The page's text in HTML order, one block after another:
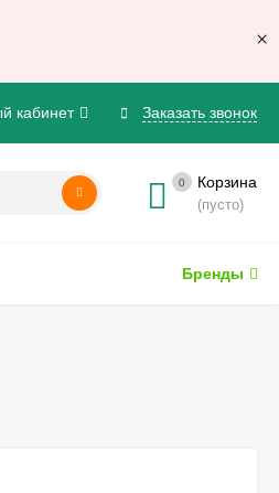
×
кабинет Заказать звонок
0 Корзина
(пусто)
Бренды